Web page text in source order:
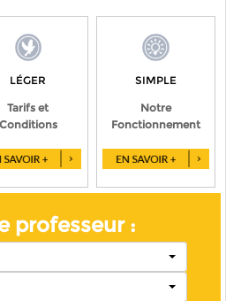
LÉGER
Tarifs et
Conditions
SIMPLE
Notre
Fonctionnement
professeur :